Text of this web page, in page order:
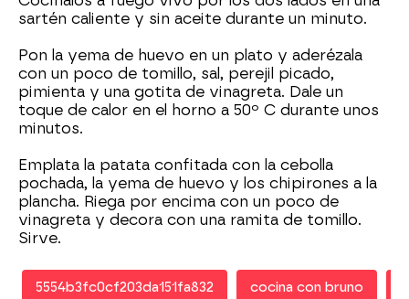
sartén caliente y sin aceite durante un minuto.
Pon la yema de huevo en un plato y aderézala
con un poco de tomillo, sal, perejil picado,
pimienta y una gotita de vinagreta. Dale un
toque de calor en el horno a 50º C durante unos
minutos.
Emplata la patata confitada con la cebolla
pochada, la yema de huevo y los chipirones a la
plancha. Riega por encima con un poco de
vinagreta y decora con una ramita de tomillo.
Sirve.
5554b3fc0cf203da151fa832 cocina con bruno